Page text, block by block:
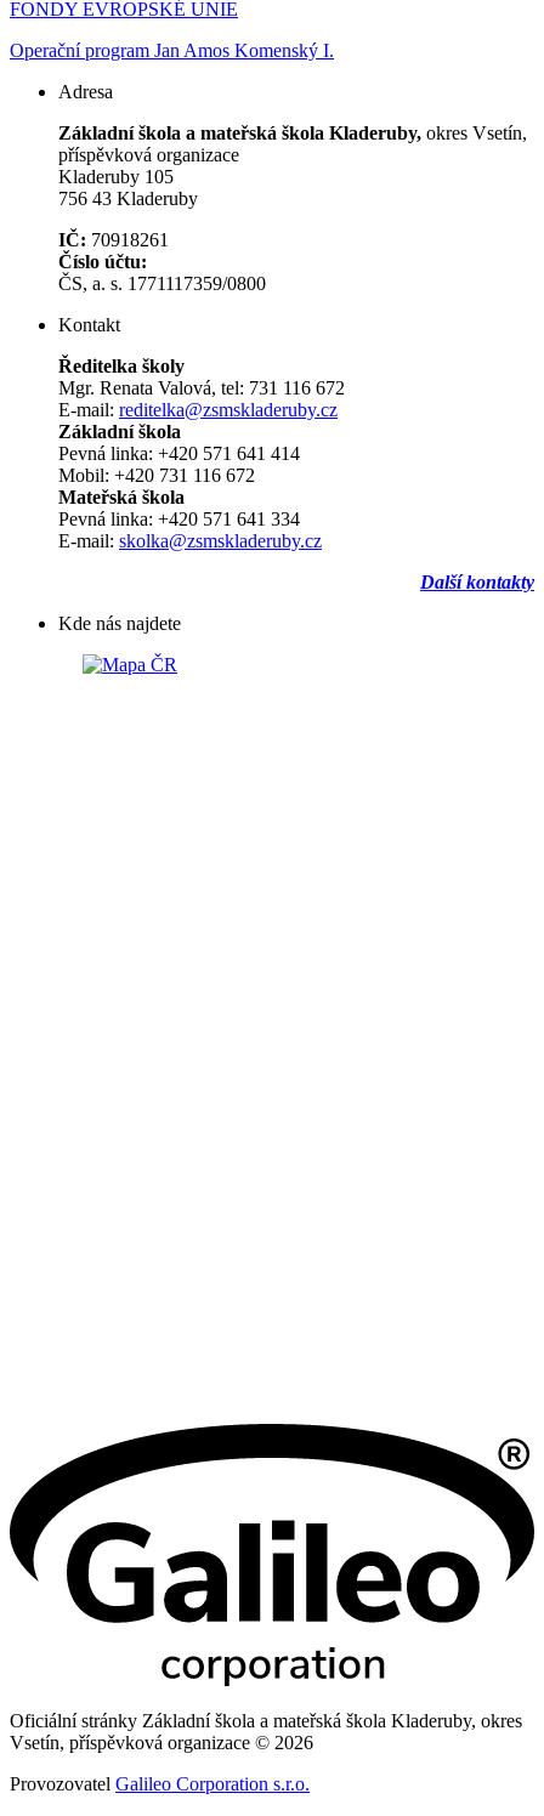
FONDY EVROPSKÉ UNIE
Operační program Jan Amos Komenský I.
Adresa
Základní škola a mateřská škola Kladeruby, okres Vsetín,
příspěvková organizace
Kladeruby 105
756 43 Kladeruby
IČ: 70918261
Číslo účtu:
ČS, a. s. 1771117359/0800
Kontakt
Ředitelka školy
Mgr. Renata Valová, tel: 731 116 672
E-mail: reditelka@zsmskladeruby.cz
Základní škola
Pevná linka: +420 571 641 414
Mobil: +420 731 116 672
Mateřská škola
Pevná linka: +420 571 641 334
E-mail: skolka@zsmskladeruby.cz
Další kontakty
Kde nás najdete
Oficiální stránky Základní škola a mateřská škola Kladeruby, okres
Vsetín, příspěvková organizace © 2026
Provozovatel Galileo Corporation s.r.o.